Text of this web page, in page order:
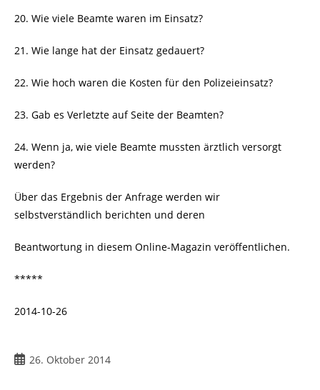
20. Wie viele Beamte waren im Einsatz?
21. Wie lange hat der Einsatz gedauert?
22. Wie hoch waren die Kosten für den Polizeieinsatz?
23. Gab es Verletzte auf Seite der Beamten?
24. Wenn ja, wie viele Beamte mussten ärztlich versorgt
werden?
Über das Ergebnis der Anfrage werden wir
selbstverständlich berichten und deren
Beantwortung in diesem Online-Magazin veröffentlichen.
*****
2014-10-26
Beitrag
26. Oktober 2014